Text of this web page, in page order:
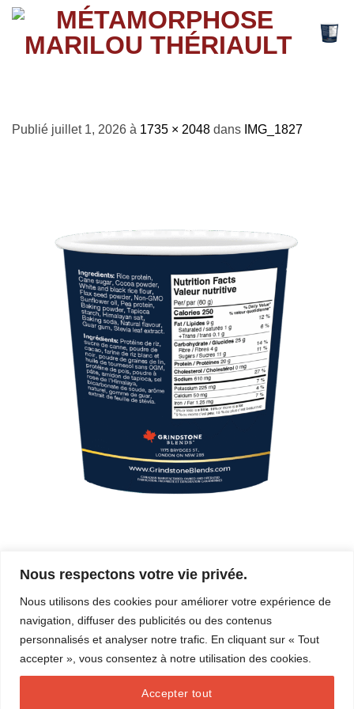
Nous respectons votre vie privée.
Nous utilisons des cookies pour améliorer votre expérience de
navigation, diffuser des publicités ou des contenus
personnalisés et analyser notre trafic. En cliquant sur « Tout
accepter », vous consentez à notre utilisation des cookies.
Accepter tout
Passer
contenu
Publié juillet 1, 2026 à 1735 × 2048 dans IMG_1827
Les commentaires et les rétroliens sont actuellement fermés.
←Précédent
Suivant→